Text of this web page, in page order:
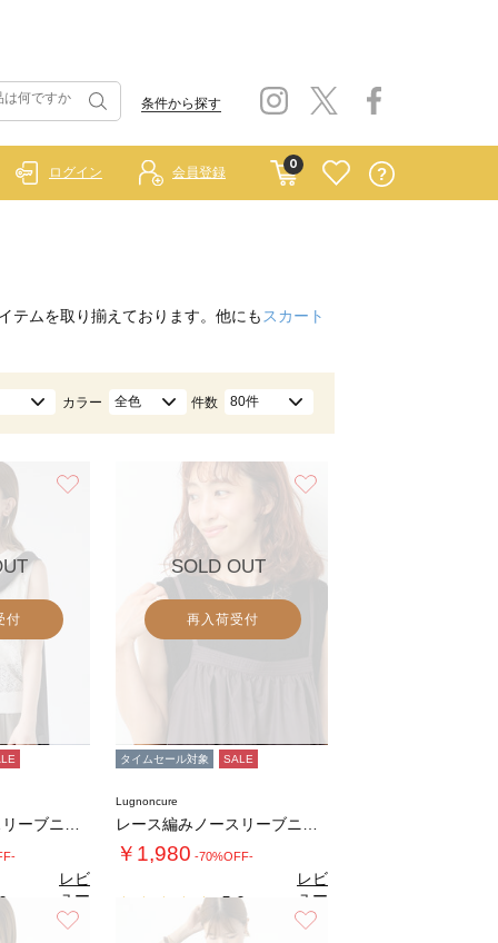
条件から探す
0
ログイン 会員登録
テムを取り揃えております。他にも スカート
カラー 全色 件数 80件
付
（1）
レビ
ュー
を見
る
SOLD OUT
再入荷受付
タイムセール対象 SALE
Lugnoncure
￥1,980 -70%OFF-
5.0
レビ
ュー
を見
る